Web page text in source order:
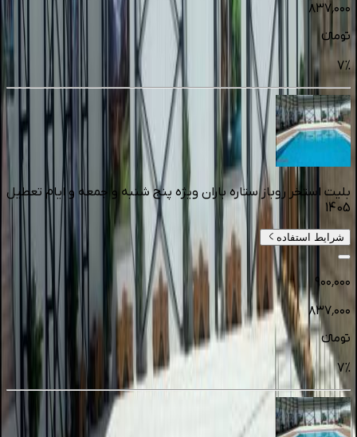
۸۳۷٬۰۰۰
تومانءء
7%
بلیت استخر روباز ستاره باران ویژه پنج شنبه و جمعه و ایام تعطیل
1405
شرایط استفاده
۹۰۰٬۰۰۰
۸۳۷٬۰۰۰
تومانءء
7%